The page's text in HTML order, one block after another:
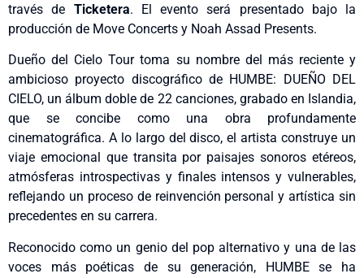
través de Ticketera. El evento será presentado bajo la
producción de Move Concerts y Noah Assad Presents.
Dueño del Cielo Tour toma su nombre del más reciente y
ambicioso proyecto discográfico de HUMBE: DUEÑO DEL
CIELO, un álbum doble de 22 canciones, grabado en Islandia,
que se concibe como una obra profundamente
cinematográfica. A lo largo del disco, el artista construye un
viaje emocional que transita por paisajes sonoros etéreos,
atmósferas introspectivas y finales intensos y vulnerables,
reflejando un proceso de reinvención personal y artística sin
precedentes en su carrera.
Reconocido como un genio del pop alternativo y una de las
voces más poéticas de su generación, HUMBE se ha